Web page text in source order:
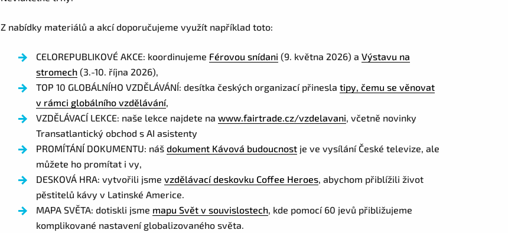
Z nabídky materiálů a akcí doporučujeme využít například toto:
CELOREPUBLIKOVÉ AKCE: koordinujeme Férovou snídani (9. května 2026) aVýstavu na
stromech (3.-10. října 2026),
TOP 10 GLOBÁLNÍHO VZDĚLÁVÁNÍ: desítka českých organizací přineslatipy, čemu se věnovat
v rámci globálního vzdělávání,
VZDĚLÁVACÍ LEKCE: naše lekce najdete nawww.fairtrade.cz/vzdelavani, včetně novinky
Transatlantický obchod s AI asistenty
PROMÍTÁNÍ DOKUMENTU: nášdokument Kávová budoucnost je ve vysílání České televize, ale
můžete ho promítat i vy,
DESKOVÁ HRA: vytvořili jsmevzdělávací deskovku Coffee Heroes, abychom přiblížili život
pěstitelů kávy v Latinské Americe.
MAPA SVĚTA: dotiskli jsme mapu Svět v souvislostech, kde pomocí 60 jevů přibližujeme
komplikované nastavení globalizovaného světa.